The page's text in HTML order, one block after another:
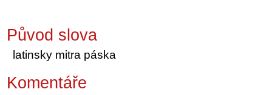
Původ slova
latinsky mitra páska
Komentáře